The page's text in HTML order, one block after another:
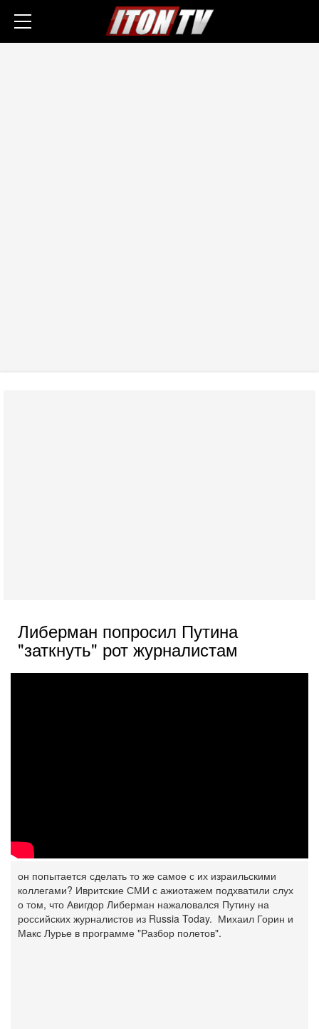
Либерман попросил Путина
"заткнуть" рот журналистам
он попытается сделать то же самое с их израильскими
коллегами? Ивритские СМИ с ажиотажем подхватили слух
о том, что Авигдор Либерман нажаловался Путину на
российских журналистов из Russia Today. Михаил Горин и
Макс Лурье в программе "Разбор полетов".